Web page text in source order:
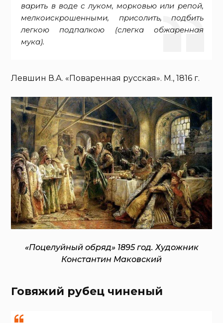
варить в воде с луком, морковью или репой,
мелкоискрошенными, присолить, подбить
легкою подпалкою (слегка обжаренная
мука).
Левшин В.А. «Поваренная русская». М., 1816 г.
«Поцелуйный обряд» 1895 год. Художник
Константин Маковский
Говяжий рубец чиненый